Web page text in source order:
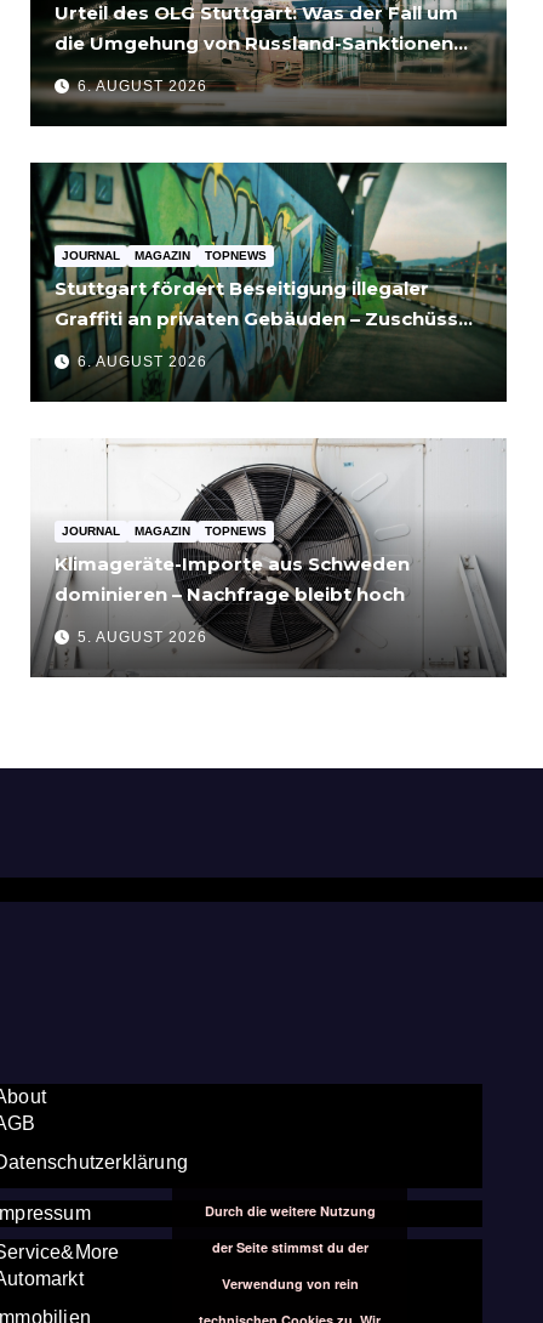
Urteil des OLG Stuttgart: Was der Fall um
die Umgehung von Russland-Sanktionen
für Unternehmen bedeutet
6. AUGUST 2026
JOURNAL MAGAZIN TOPNEWS
Stuttgart fördert Beseitigung illegaler
Graffiti an privaten Gebäuden – Zuschüsse
bis 3.500 Euro
6. AUGUST 2026
JOURNAL MAGAZIN TOPNEWS
Klimageräte-Importe aus Schweden
dominieren – Nachfrage bleibt hoch
5. AUGUST 2026
Durch die weitere Nutzung
der Seite stimmst du der
Verwendung von rein